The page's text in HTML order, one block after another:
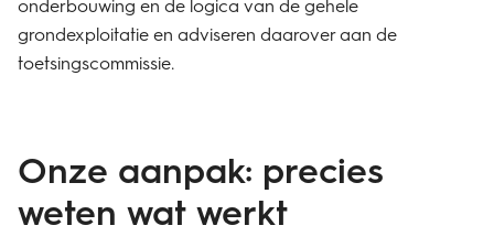
onderbouwing en de logica van de gehele
grondexploitatie en adviseren daarover aan de
toetsingscommissie.
Onze aanpak: precies
weten wat werkt